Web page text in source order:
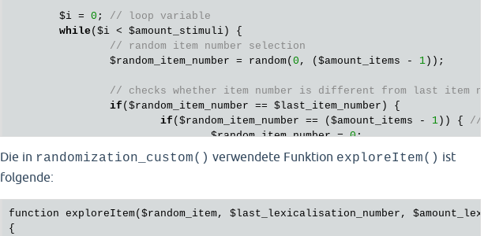
$i = 0 ; // loop variable
while ( $i < $amount_stimuli ) {
// random item number selection
$random_item_number = random( 0 , ( $amount_items - 1 ));
// checks whether item number is different from last item
if ( $random_item_number == $last_item_number ) {
if ( $random_item_number == ( $amount_items - 1 )) { //
$random_item_number = 0;
			}
{
		}
Die in randomization_custom() verwendete Funktion exploreItem() ist
folgende:
function exploreItem( $random_item, $last_lexicalisation_number ,
{